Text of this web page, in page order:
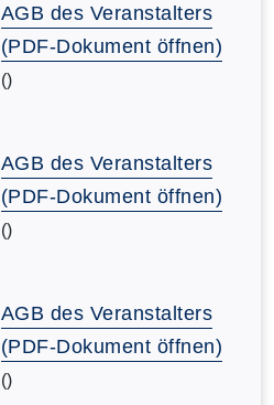
AGB des Veranstalters
(PDF-Dokument öffnen)
()
AGB des Veranstalters
(PDF-Dokument öffnen)
()
AGB des Veranstalters
(PDF-Dokument öffnen)
()